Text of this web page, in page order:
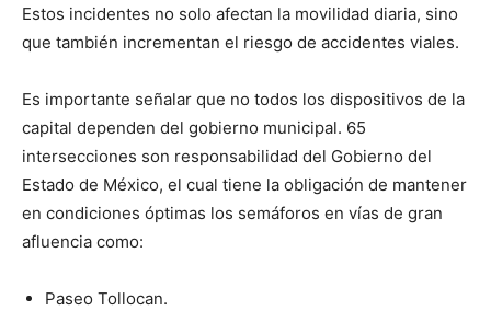
Estos incidentes no solo afectan la movilidad diaria, sino
que también incrementan el riesgo de accidentes viales.
Es importante señalar que no todos los dispositivos de la
capital dependen del gobierno municipal. 65
intersecciones son responsabilidad del Gobierno del
Estado de México, el cual tiene la obligación de mantener
en condiciones óptimas los semáforos en vías de gran
afluencia como:
Paseo Tollocan.